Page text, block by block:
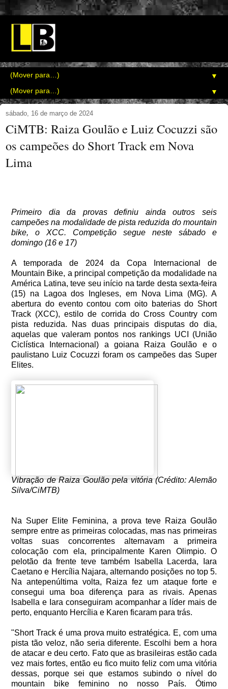
▼
▼
sábado, 16 de março de 2024
CiMTB: Raiza Goulão e Luiz Cocuzzi são
os campeões do Short Track em Nova
Lima
Primeiro dia da provas definiu ainda outros seis
campeões na modalidade de pista reduzida do mountain
bike, o XCC. Competição segue neste sábado e
domingo (16 e 17)
A temporada de 2024 da Copa Internacional de
Mountain Bike, a principal competição da modalidade na
América Latina, teve seu início na tarde desta sexta-feira
(15) na Lagoa dos Ingleses, em Nova Lima (MG). A
abertura do evento contou com oito baterias do Short
Track (XCC), estilo de corrida do Cross Country com
pista reduzida. Nas duas principais disputas do dia,
aquelas que valeram pontos nos rankings UCI (União
Ciclística Internacional) a goiana Raiza Goulão e o
paulistano Luiz Cocuzzi foram os campeões das Super
Elites.
Vibração de Raiza Goulão pela vitória (Crédito: Alemão
Silva/CiMTB)
Na Super Elite Feminina, a prova teve Raiza Goulão
sempre entre as primeiras colocadas, mas nas primeiras
voltas suas concorrentes alternavam a primeira
colocação com ela, principalmente Karen Olimpio. O
pelotão da frente teve também Isabella Lacerda, Iara
Caetano e Hercília Najara, alternando posições no top 5.
Na antepenúltima volta, Raiza fez um ataque forte e
consegui uma boa diferença para as rivais. Apenas
Isabella e Iara conseguiram acompanhar a líder mais de
perto, enquanto Hercília e Karen ficaram para trás.
"Short Track é uma prova muito estratégica. E, com uma
pista tão veloz, não seria diferente. Escolhi bem a hora
de atacar e deu certo. Fato que as brasileiras estão cada
vez mais fortes, então eu fico muito feliz com uma vitória
dessas, porque sei que estamos subindo o nível do
mountain bike feminino no nosso País. Ótimo